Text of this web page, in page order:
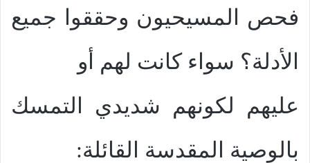
فحص المسيحيون وحققوا جميع
الأدلة؟ سواء كانت لهم أو
عليهم لكونهم شديدي التمسك
بالوصية المقدسة القائلة: